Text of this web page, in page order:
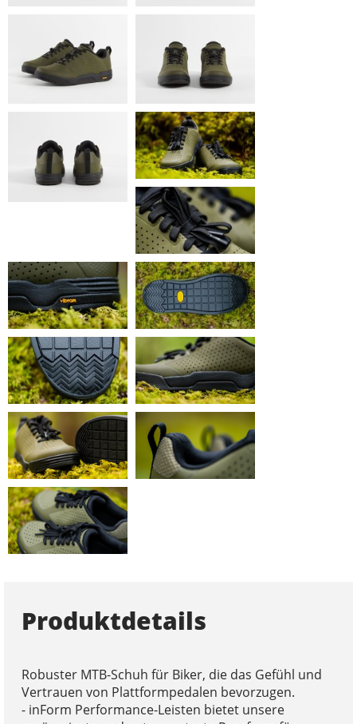
Produktdetails
Robuster MTB-Schuh für Biker, die das Gefühl und
Vertrauen von Plattformpedalen bevorzugen.
- inForm Performance-Leisten bietet unsere